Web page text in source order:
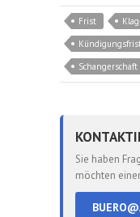
Frist
Schangerschaft
Sie haben
möchten